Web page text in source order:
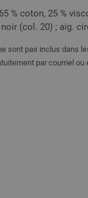
% coton, 25 %
(col. 20) ; aig.
sont pas inclus dans
par courriel ou